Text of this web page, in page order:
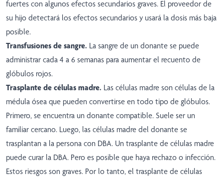
fuertes con algunos efectos secundarios graves. El proveedor de
su hijo detectará los efectos secundarios y usará la dosis más baja
posible.
Transfusiones de sangre. La sangre de un donante se puede
administrar cada 4 a 6 semanas para aumentar el recuento de
glóbulos rojos.
Trasplante de células madre. Las células madre son células de la
médula ósea que pueden convertirse en todo tipo de glóbulos.
Primero, se encuentra un donante compatible. Suele ser un
familiar cercano. Luego, las células madre del donante se
trasplantan a la persona con DBA. Un trasplante de células madre
puede curar la DBA. Pero es posible que haya rechazo o infección.
Estos riesgos son graves. Por lo tanto, el trasplante de células